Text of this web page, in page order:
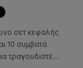
σετ κεφαλής
10 συμβατά
τραγουδιστές